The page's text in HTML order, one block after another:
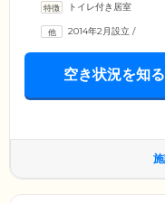
数70名。スタッフも多
り、野鳥の観察や日光
ます。思いおもいに有
トイレ付き居室
2014年2月設立 /
空き状況を知る